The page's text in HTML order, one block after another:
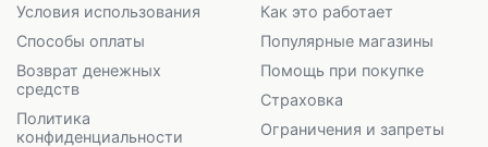
Условия использования
Способы оплаты
Возврат денежных
средств
Политика
конфиденциальности
Как это работает
Популярные магазины
Помощь при покупке
Страховка
Ограничения и запреты